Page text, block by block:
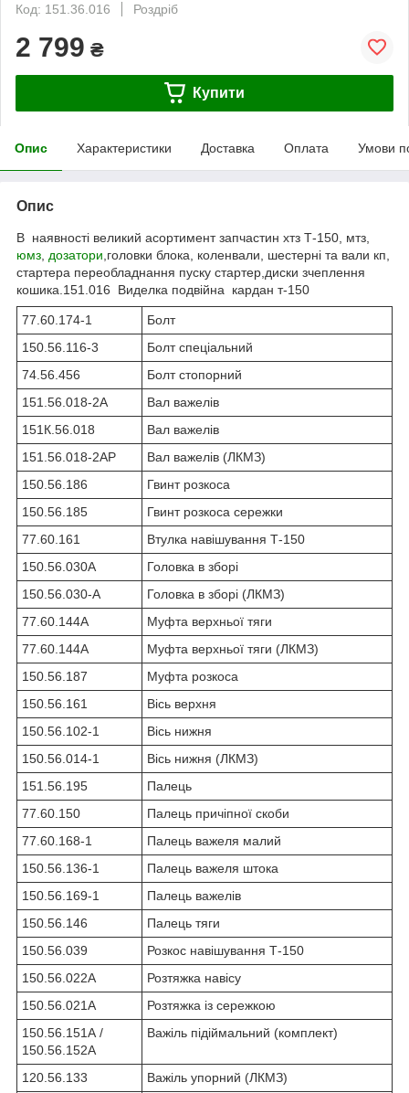
Код: 151.36.016
Роздріб
2 799 ₴
Купити
Опис Характеристики Доставка Оплата Умови
Опис
В наявності великий асортимент запчастин хтз Т-150, мтз,
юмз дозатори ,головки блока, коленвали, шестерні та вали кп,
стартера переобладнання пуску стартер,диски зчеплення
кошика.151.016 Виделка подвійна кардан т-150
77.60.174-1
Болт
150.56.116-3
Болт спеціальний
74.56.456
Болт стопорний
151.56.018-2А
Вал важелів
151К.56.018
Вал важелів
151.56.018-2АР
Вал важелів (ЛКМЗ)
150.56.186
Гвинт розкоса
150.56.185
Гвинт розкоса сережки
77.60.161
Втулка навішування Т-150
150.56.030А
Головка в зборі
150.56.030-А
Головка в зборі (ЛКМЗ)
77.60.144А
Муфта верхньої тяги
77.60.144А
Муфта верхньої тяги (ЛКМЗ)
150.56.187
Муфта розкоса
150.56.161
Вісь верхня
150.56.102-1
Вісь нижня
150.56.014-1
Вісь нижня (ЛКМЗ)
151.56.195
Палець
77.60.150
Палець причіпної скоби
77.60.168-1
Палець важеля малий
150.56.136-1
Палець важеля штока
150.56.169-1
Палець важелів
150.56.146
Палець тяги
150.56.039
Розкос навішування Т-150
150.56.022А
Розтяжка навісу
150.56.021А
Розтяжка із сережкою
150.56.151А /
150.56.152А
Важіль підіймальний (комплект)
120.56.133 Важіль упорний (ЛКМЗ)